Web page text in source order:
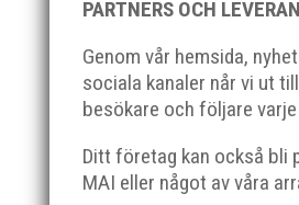
PARTNERS OCH
Genom vår hemsida,
sociala kanaler når vi ut
besökare och följare varje
Ditt företag kan också bli
MAI eller något av våra
För mer info och anmälan, klicka
Bild 2, från vänster: Johan
Daniel Johansson, Yvonne